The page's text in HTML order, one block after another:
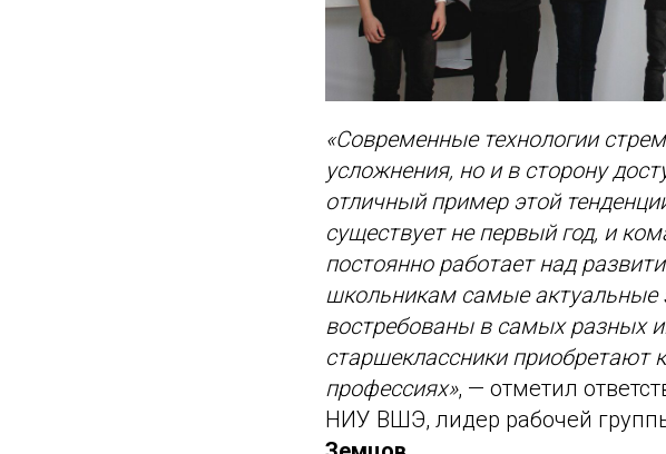
«Современные технологии
усложнения, но и в сторону
отличный пример этой
существует не первый год, и
постоянно работает над
школьникам самые актуальные
востребованы в самых разных
старшеклассники приобретают
профессиях», — отметил
НИУ ВШЭ, лидер рабочей